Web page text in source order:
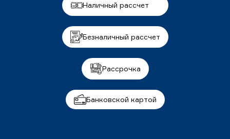
Наличный рассчет
Безналичный рассчет
Рассрочка
Банковской картой